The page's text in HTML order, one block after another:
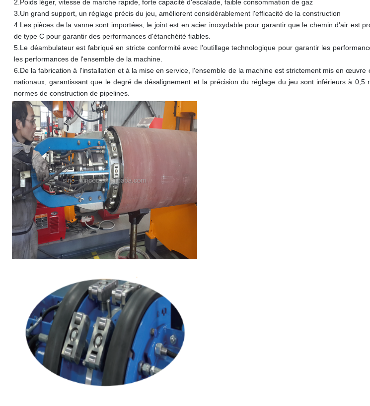
2. Poids léger, vitesse de marche rapide, forte capacité d'escalade, faible consommation de gaz
3. Un grand support, un réglage précis du jeu, améliorent considérablement l'efficacité de la construction
4. Les pièces de la vanne sont importées, le joint est en acier inoxydable pour garantir que le chemin d'air est
de type C pour garantir des performances d'étanchéité fiables.
5. Le déambulateur est fabriqué en stricte conformité avec l'outillage technologique pour garantir les
les performances de l'ensemble de la machine.
6. De la fabrication à l'installation et à la mise en service, l'ensemble de la machine est strictement mis en
nationaux, garantissant que le degré de désalignement et la précision du réglage du jeu sont inférieurs à 0,5
normes de construction de pipelines.